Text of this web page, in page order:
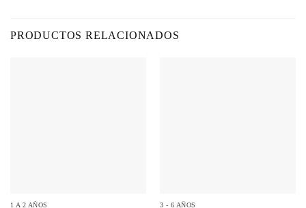
PRODUCTOS RELACIONADOS
1 A 2 AÑOS 3 - 6 AÑOS